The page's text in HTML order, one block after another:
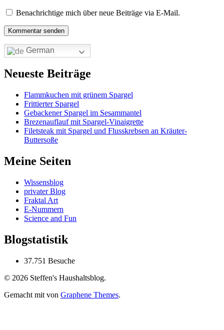
Benachrichtige mich über neue Beiträge via E-Mail.
German
Neueste Beiträge
Flammkuchen mit grünem Spargel
Frittierter Spargel
Gebackener Spargel im Sesammantel
Brezenauflauf mit Spargel-Vinaigrette
Filetsteak mit Spargel und Flusskrebsen an Kräuter-
Buttersoße
Meine Seiten
Wissensblog
privater Blog
Fraktal Art
E-Nummern
Science and Fun
Blogstatistik
37.751 Besuche
© 2026 Steffen's Haushaltsblog.
Gemacht mit von Graphene Themes.